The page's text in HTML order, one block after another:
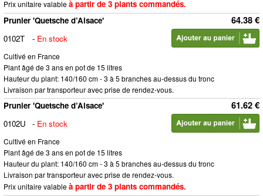
Prix unitaire valableà partir de 3 plants commandés.
64.38 €
Prunier 'Quetsche d’Alsace'
0102T
- En stock
Cultivé en France
Plant âgé de 3 ans en pot de 15 litres
Hauteur du plant: 140/160 cm - 3 à 5 branches au-dessus du tronc
Livraison par transporteur avec prise de rendez-vous.
61.62 €
Prunier 'Quetsche d’Alsace'
0102U
- En stock
Cultivé en France
Plant âgé de 3 ans en pot de 15 litres
Hauteur du plant: 140/160 cm - 3 à 5 branches au-dessus du tronc
Livraison par transporteur avec prise de rendez-vous.
Prix unitaire valableà partir de 3 plants commandés.